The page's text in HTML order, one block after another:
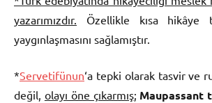
yazarımızdır.
Özellikle kısa hikâye
yaygınlaşmasını sağlamıştır.
*Servetifünun‘a tepki olarak tasvir ve
değil, olayı öne çıkarmış; Maupassant